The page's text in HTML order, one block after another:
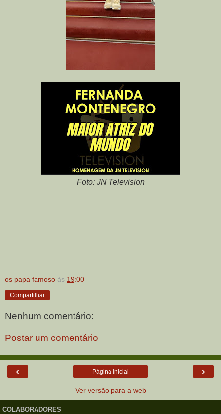
Foto: JN Television
os papa famoso às 19:00
Compartilhar
Nenhum comentário:
Postar um comentário
‹ ›
Página inicial
Ver versão para a web
COLABORADORES